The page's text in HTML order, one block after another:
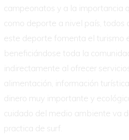
campeonatos y a la importancia
como deporte a nivel país, todos
este deporte fomenta el turismo
beneficiándose toda la
indirectamente al ofrecer
alimentación, información
dinero muy importante y
cuidado del medio ambiente va
practica de surf.